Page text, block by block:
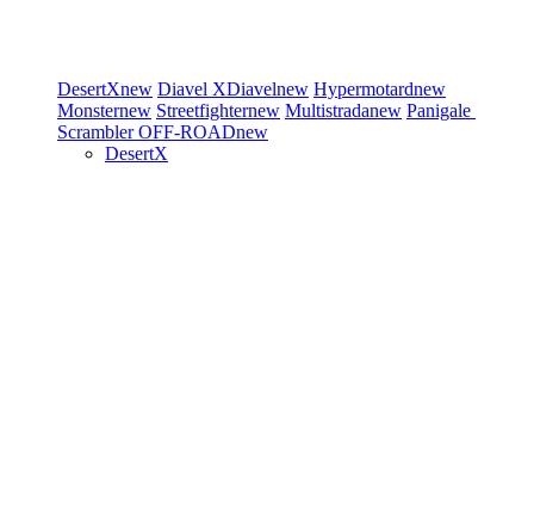
DesertXnew Diavel XDiavelnew Hypermotardnew
Monsternew Streetfighternew Multistradanew Panigale
ScramblerOFF-ROADnew
DesertX